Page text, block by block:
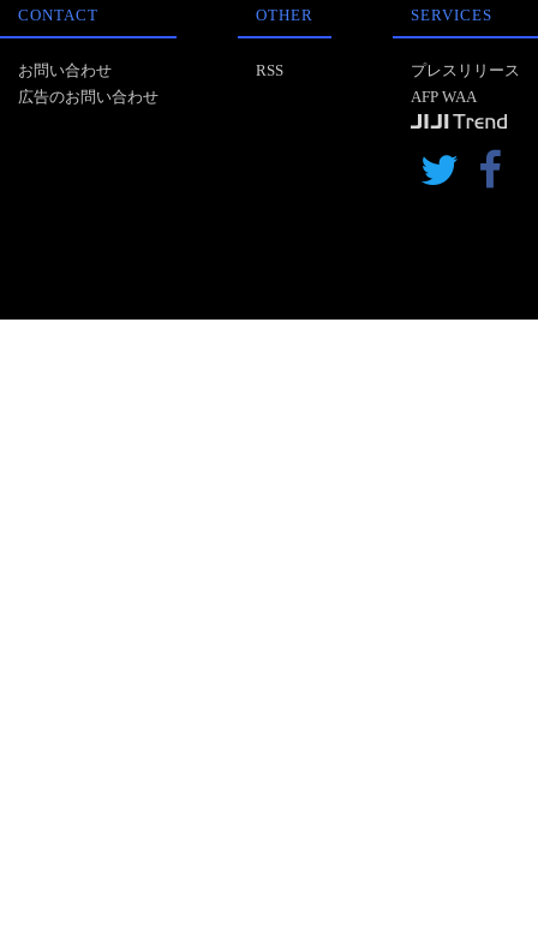
CONTACT
お問い合わせ
広告のお問い合わせ
OTHER
RSS
SERVICES
プレスリリース
AFP WAA